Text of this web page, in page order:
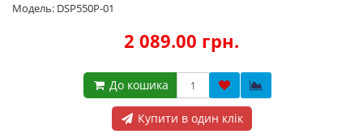
Модель: DSP550P-01
2 089.00 грн.
До кошика
Купити в один клік